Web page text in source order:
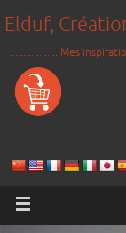
Elduf,
.................. Mes